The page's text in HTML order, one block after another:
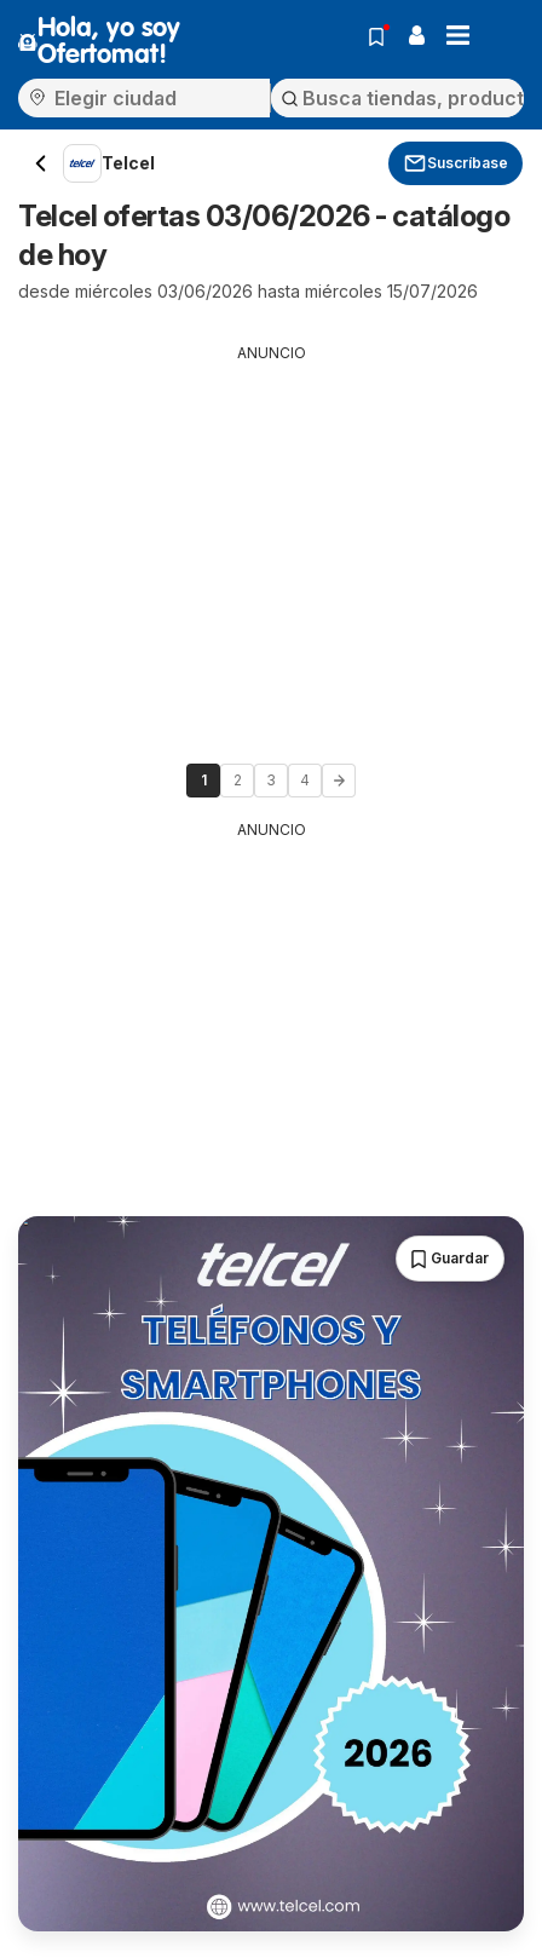
Hola, yo soy
Ofertomat!
Telcel Suscríbase
Telcel ofertas 03/06/2026 - catálogo
de hoy
desde miércoles 03/06/2026 hasta miércoles 15/07/2026
ANUNCIO
1 2 3 4
ANUNCIO
Guardar